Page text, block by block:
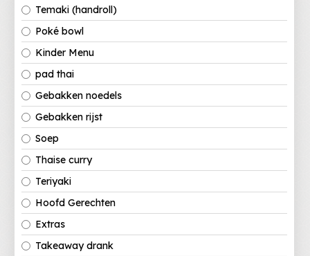
Temaki (handroll)
Poké bowl
Kinder Menu
pad thai
Gebakken noedels
Gebakken rijst
Soep
Thaise curry
Teriyaki
Hoofd Gerechten
Extras
Takeaway drank